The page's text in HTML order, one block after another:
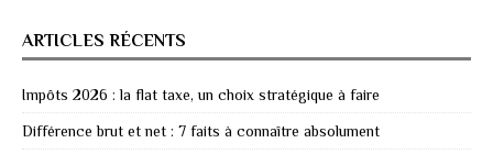
ARTICLES RÉCENTS
Impôts 2026 : la flat taxe, un choix stratégique à faire
Différence brut et net : 7 faits à connaître absolument